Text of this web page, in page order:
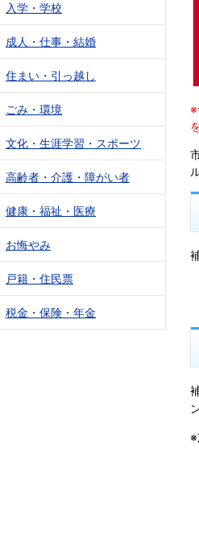
※
※
入学・学校
成人・仕事・結婚
住まい・引っ越し
ごみ・環境
文化・生涯学習・スポーツ
高齢者・介護・障がい者
健康・福祉・医療
お悔やみ
戸籍・住民票
税金・保険・年金